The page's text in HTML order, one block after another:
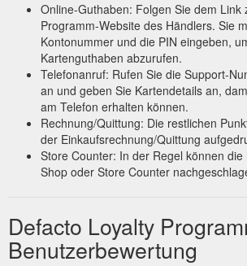
Online-Guthaben: Folgen Sie dem Link
Programm-Website des Händlers. Sie
Kontonummer und die PIN eingeben,
Kartenguthaben abzurufen.
Telefonanruf: Rufen Sie die Support-
an und geben Sie Kartendetails an,
am Telefon erhalten können.
Rechnung/Quittung: Die restlichen
der Einkaufsrechnung/Quittung
Store Counter: In der Regel können
Shop oder Store Counter
Defacto Loyalty
Benutzerbewertung